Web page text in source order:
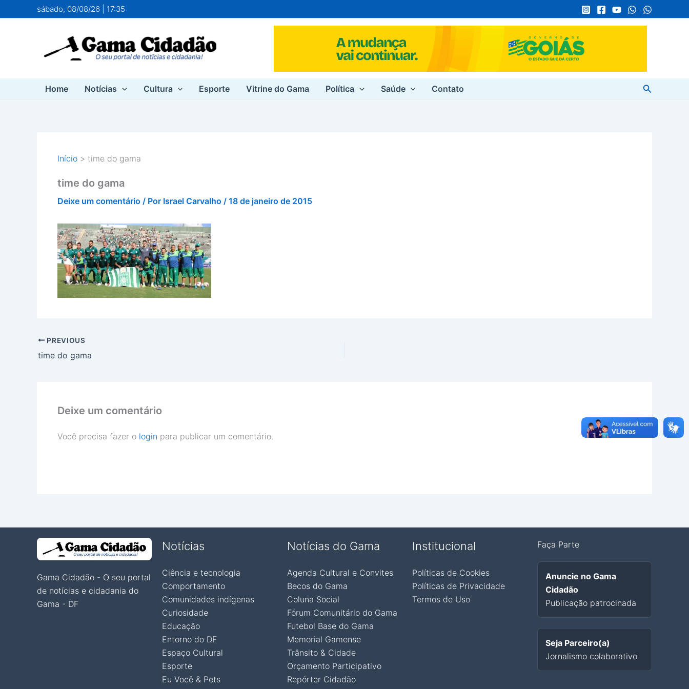
para
sábado, 08/08/26 | 17:35
Home Notícias Cultura Esporte Vitrine do Gama Política Saúde Contato Pesquisar
Início time do gama
time do gama
Deixe um comentário / Por Israel Carvalho / 18 de janeiro de 2015
PREVIOUS
time do gama
Deixe um comentário
Você precisa fazer o login para publicar um comentário.
Gama Cidadão - O seu portal
de notícias e cidadania do
Gama - DF
Notícias
Ciência e tecnologia
Comportamento
Comunidades indígenas
Curiosidade
Educação
Entorno do DF
Espaço Cultural
Esporte
Eu Você & Pets
Notícias do Gama
Agenda Cultural e Convites
Becos do Gama
Coluna Social
Fórum Comunitário do Gama
Futebol Base do Gama
Memorial Gamense
Trânsito & Cidade
Orçamento Participativo
Repórter Cidadão
Institucional
Políticas de Cookies
Políticas de Privacidade
Termos de Uso
Faça Parte
Anuncie no Gama
Cidadão
Publicação patrocinada
Seja Parceiro(a)
Jornalismo colaborativo